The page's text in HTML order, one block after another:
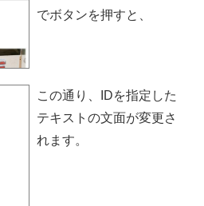
でボタンを押すと、
この通り、IDを指定した
テキストの文面が変更さ
れます。